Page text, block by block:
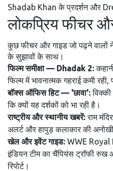
Shadab Khan के प्रदर्शन और
लोकप्रिय फीचर
कुछ फीचर और गाइड जो पढ़ने वालों
के सुझावों के साथ।
फिल्म समीक्षा — Dhadak 2:
फिल्म में भावनात्मक गहराई कमी रही,
बॉक्स ऑफिस हिट — 'छावा':
कि क्यों यह दर्शकों को भा रही है।
राष्ट्रीय और स्थानीय खबरें:राम
अलर्ट और हापुड़ कलाकार की अनोखी
खेल और इवेंट गाइड: WWE Royal
इंडियन टीम का चैंपियंस ट्रॉफी रुख
रिपोर्ट।